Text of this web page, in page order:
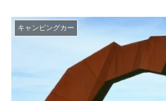
キャンピングカー